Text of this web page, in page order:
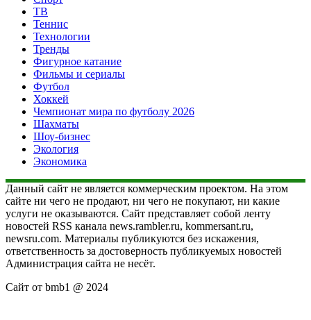
ТВ
Теннис
Технологии
Тренды
Фигурное катание
Фильмы и сериалы
Футбол
Хоккей
Чемпионат мира по футболу 2026
Шахматы
Шоу-бизнес
Экология
Экономика
Данный сайт не является коммерческим проектом. На этом
сайте ни чего не продают, ни чего не покупают, ни какие
услуги не оказываются. Сайт представляет собой ленту
новостей RSS канала news.rambler.ru, kommersant.ru,
newsru.com. Материалы публикуются без искажения,
ответственность за достоверность публикуемых новостей
Администрация сайта не несёт.
Сайт от bmb1 @ 2024